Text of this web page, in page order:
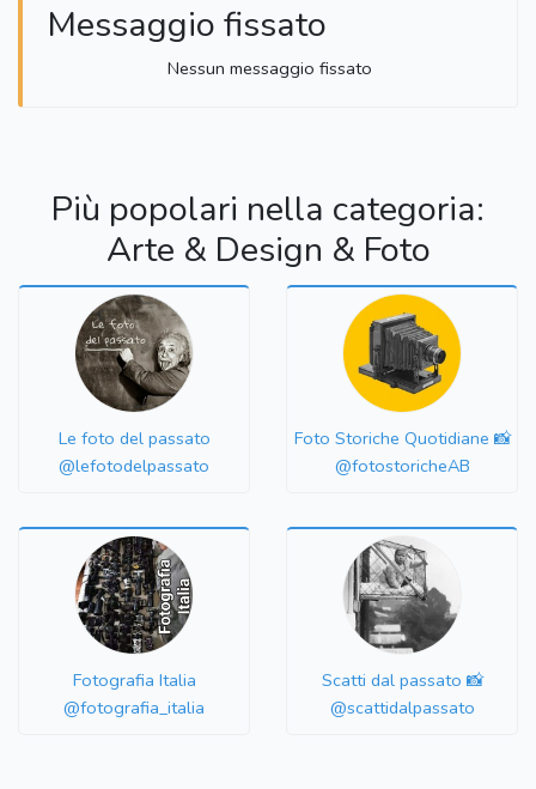
Messaggio fissato
Nessun messaggio fissato
Più popolari nella categoria:
Arte & Design & Foto
Le foto del passato
@lefotodelpassato
Foto Storiche Quotidiane 📸
@fotostoricheAB
Fotografia Italia
@fotografia_italia
Scatti dal passato 📸
@scattidalpassato